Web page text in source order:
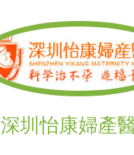
深圳怡康婦產